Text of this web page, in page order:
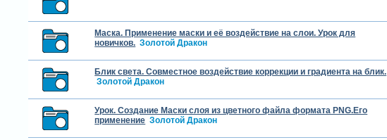
Маска. Применение маски и её воздействие на слои. Урок для
новичков. Золотой Дракон
Блик света. Совместное воздействие коррекции и градиента на блик.
Золотой Дракон
Урок. Создание Маски слоя из цветного файла формата PNG.Его
применение Золотой Дракон